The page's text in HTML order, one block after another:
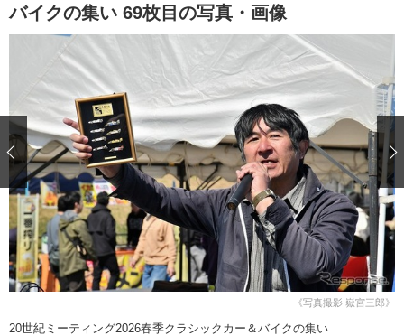
中国 四国
九州 沖縄
注目の記事
ショップレポート 愛車 File
自動車豆知識 ストップ！不具合修理＆粗悪修理
鈑金・塗装
ディテイリング
ディテイリング 洗車
ヘッドライト磨き コーティング
フィルム・ラッピング
鈑金・塗装
小キズ直し 防錆
特集記事
ストップ 不具合修理＆粗悪修理
カーメーカー「旧車」関連プロジェ
クト
ショップ紹介
ショップレポート プロショップ検索
レストア
カーメーカー「旧車」関連プロジ
コラム
イベント
バイクの集い 69枚目の写真・画像
《写真撮影 嶽宮三郎》
20世紀ミーティング2026春季クラシックカー＆バイクの集い